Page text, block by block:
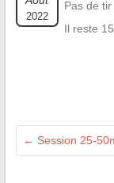
2022
Pas de
Il reste
← Session 25-